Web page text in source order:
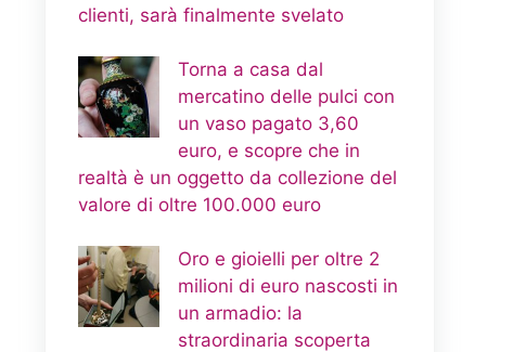
clienti, sarà finalmente svelato
Torna a casa dal
mercatino delle pulci con
un vaso pagato 3,60
euro, e scopre che in
realtà è un oggetto da collezione del
valore di oltre 100.000 euro
Oro e gioielli per oltre 2
milioni di euro nascosti in
un armadio: la
straordinaria scoperta